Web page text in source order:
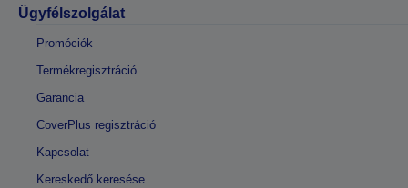
Ügyfélszolgálat
Promóciók
Termékregisztráció
Garancia
CoverPlus regisztráció
Kapcsolat
Kereskedő keresése